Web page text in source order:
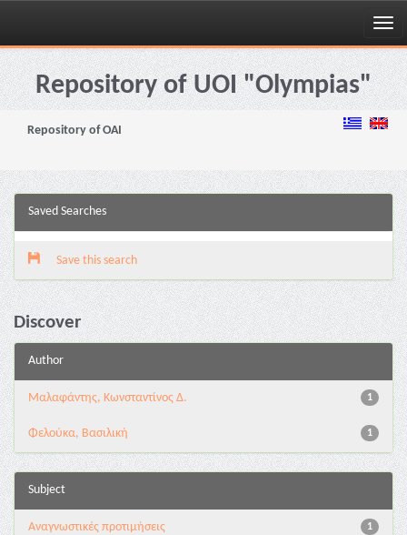
Skip
navigationRepository of UOI "Olympias"
Repository of OAI
Saved Searches
Save this search
Discover
Author
1
Μαλαφάντης, Κωνσταντίνος Δ.
1
Φελούκα, Βασιλική
Subject
1
Αναγνωστικές προτιμήσεις